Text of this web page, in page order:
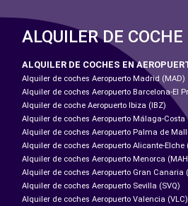
ALQUILER DE COCHE
ALQUILER DE COCHES EN
Alquiler de coches Aeropuerto Madrid (MAD)
Alquiler de coches Aeropuerto Barcelona-El
Alquiler de coche Aeropuerto Ibiza (IBZ)
Alquiler de coches Aeropuerto Málaga-Costa
Alquiler de coches Aeropuerto Palma de
Alquiler de coches Aeropuerto Alicante-Elche
Alquiler de coches Aeropuerto Menorca
Alquiler de coches Aeropuerto Gran Canaria
Alquiler de coches Aeropuerto Sevilla (SVQ)
Alquiler de coches Aeropuerto Valencia (VLC)